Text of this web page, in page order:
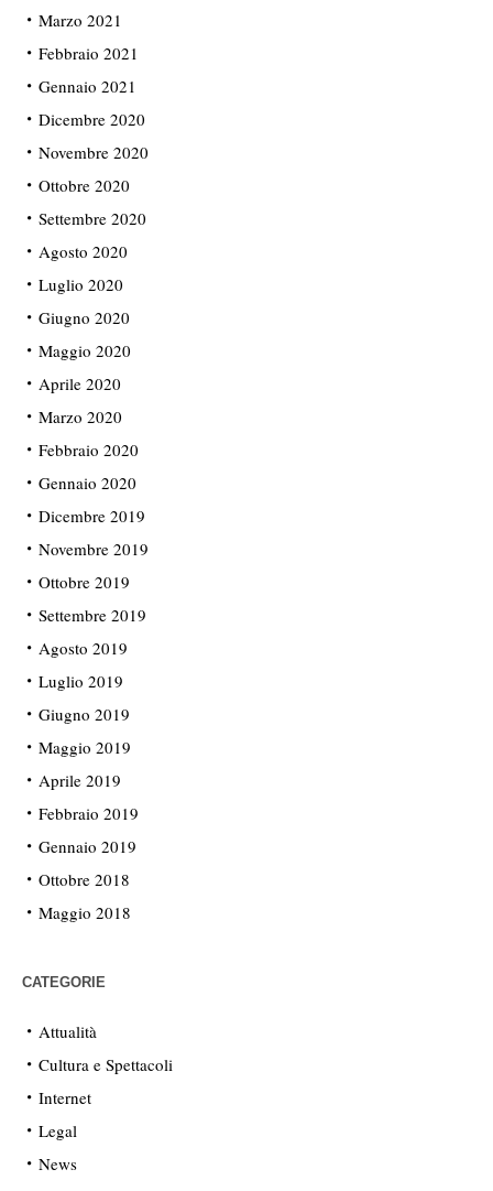
Marzo 2021
Febbraio 2021
Gennaio 2021
Dicembre 2020
Novembre 2020
Ottobre 2020
Settembre 2020
Agosto 2020
Luglio 2020
Giugno 2020
Maggio 2020
Aprile 2020
Marzo 2020
Febbraio 2020
Gennaio 2020
Dicembre 2019
Novembre 2019
Ottobre 2019
Settembre 2019
Agosto 2019
Luglio 2019
Giugno 2019
Maggio 2019
Aprile 2019
Febbraio 2019
Gennaio 2019
Ottobre 2018
Maggio 2018
CATEGORIE
Attualità
Cultura e Spettacoli
Internet
Legal
News